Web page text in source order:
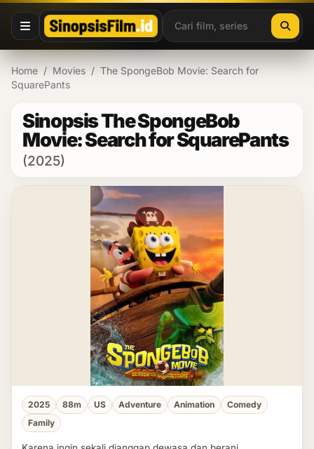
Lewati ke konten
Home / Movies / The SpongeBob Movie: Search for
SquarePants
Sinopsis The SpongeBob
Movie: Search for SquarePants
(2025)
2025 88m US Adventure Animation
Comedy
Family